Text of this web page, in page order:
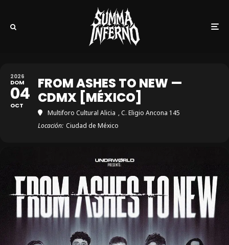
2026
DOM
04
OCT
FROM ASHES TO NEW —
CDMX [MÉXICO]
Multiforo Cultural Alicia , C. Eligio Ancona 145
Locación: Ciudad de México